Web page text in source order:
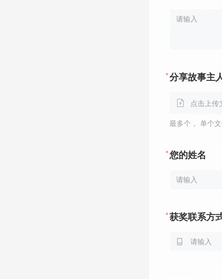
*分享故事主
点击上传
最多个， 单个
*您的姓名
*获奖联系方